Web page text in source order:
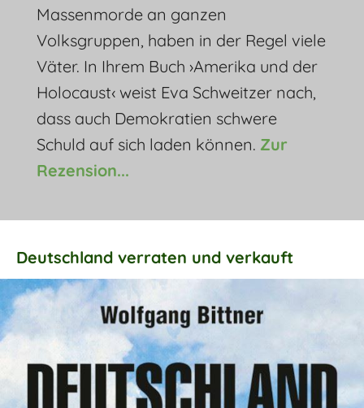
Massenmorde an ganzen
Volksgruppen, haben in der Regel viele
Väter. In Ihrem Buch ›Amerika und der
Holocaust‹ weist Eva Schweitzer nach,
dass auch Demokratien schwere
Schuld auf sich laden können. Zur
Rezension...
Deutschland verraten und verkauft